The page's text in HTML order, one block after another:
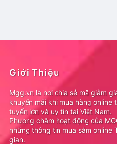
Giới Thiệu
Mgg.vn là nơi chia sẻ mã giảm
khuyến mãi khi mua hàng
tuyến lớn và uy tín tại Việt Nam.
Phương châm hoạt động của
những thông tin mua sắm online
gian.